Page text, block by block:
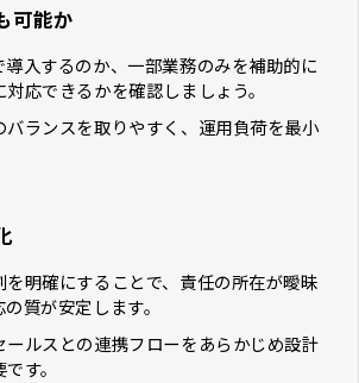
可能か
入するのか、一部業務のみを補助的に
応できるかを確認しましょう。
バランスを取りやすく、運用負荷を最小
明確にすることで、責任の所在が曖昧
質が安定します。
ールスとの連携フローをあらかじめ設計
す。